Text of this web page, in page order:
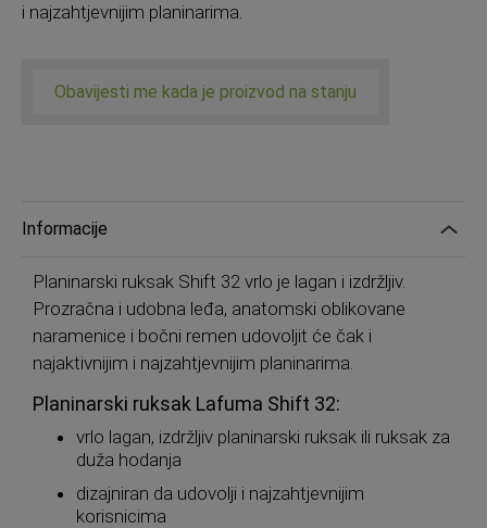
i najzahtjevnijim planinarima.
Obavijesti me kada je proizvod na stanju
Informacije
Planinarski ruksak Shift 32 vrlo je lagan i izdržljiv.
Prozračna i udobna leđa, anatomski oblikovane
naramenice i bočni remen udovoljit će čak i
najaktivnijim i najzahtjevnijim planinarima.
Planinarski ruksak Lafuma Shift 32:
vrlo lagan, izdržljiv planinarski ruksak ili ruksak za
duža hodanja
dizajniran da udovolji i najzahtjevnijim
korisnicima